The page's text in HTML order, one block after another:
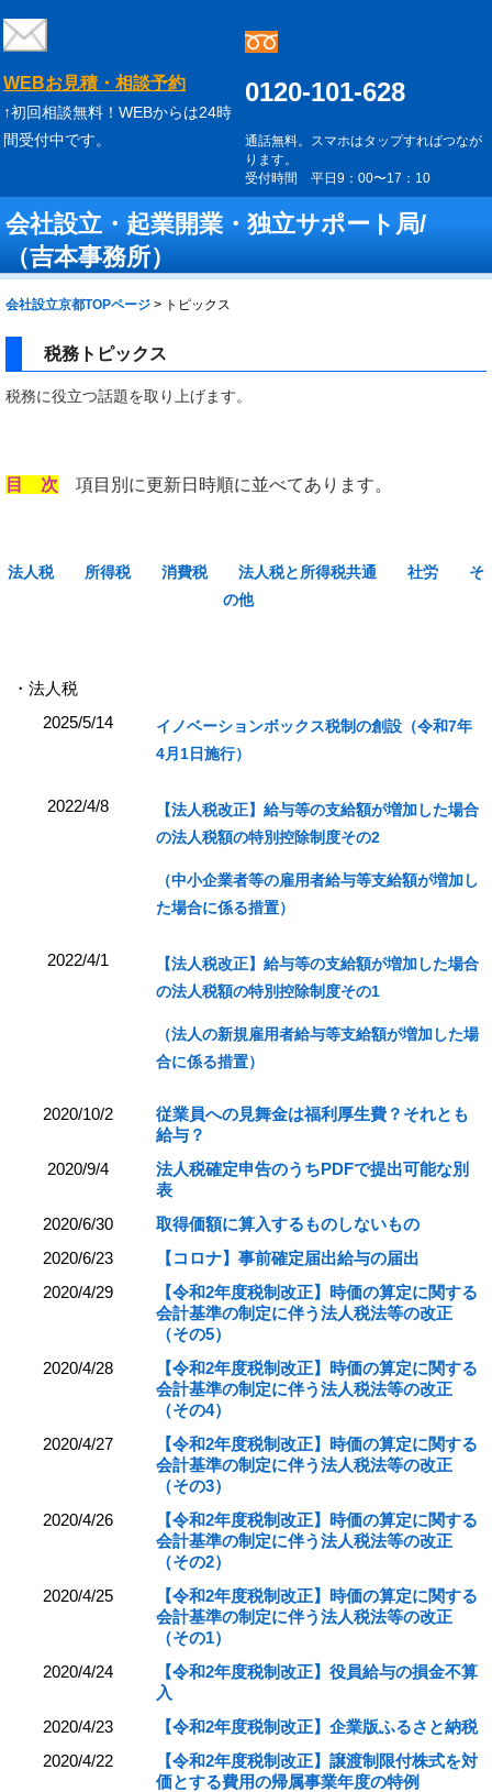
WEBお見積・相談予約
↑初回相談無料！WEBからは24時
間受付中です。
0120-101-628
通話無料。スマホはタップすればつなが
ります。
受付時間 平日9：00〜17：10
会社設立・起業開業・独立サポート局/
（吉本事務所）
会社設立京都TOPページ > トピックス
税務トピックス
税務に役立つ話題を取り上げます。
目 次 項目別に更新日時順に並べてあります。
法人税 所得税 消費税 法人税と所得税共通 社労
そ
の他
・法人税
2025/5/14
イノベーションボックス税制の創設（令和7年
4月1日施行）
2022/4/8
【法人税改正】給与等の支給額が増加した場合
の法人税額の特別控除制度その2
（中小企業者等の雇用者給与等支給額が増加し
た場合に係る措置）
2022/4/1
【法人税改正】給与等の支給額が増加した場合
の法人税額の特別控除制度その1
（法人の新規雇用者給与等支給額が増加した場
合に係る措置）
2020/10/2
従業員への見舞金は福利厚生費？それとも
給与？
2020/9/4
法人税確定申告のうちPDFで提出可能な別
表
2020/6/30
取得価額に算入するものしないもの
2020/6/23
【コロナ】事前確定届出給与の届出
2020/4/29
【令和2年度税制改正】時価の算定に関する
会計基準の制定に伴う法人税法等の改正
（その5）
2020/4/28
【令和2年度税制改正】時価の算定に関する
会計基準の制定に伴う法人税法等の改正
（その4）
2020/4/27
【令和2年度税制改正】時価の算定に関する
会計基準の制定に伴う法人税法等の改正
（その3）
2020/4/26
【令和2年度税制改正】時価の算定に関する
会計基準の制定に伴う法人税法等の改正
（その2）
2020/4/25
【令和2年度税制改正】時価の算定に関する
会計基準の制定に伴う法人税法等の改正
（その1）
2020/4/24
【令和2年度税制改正】役員給与の損金不算
入
2020/4/23
【令和2年度税制改正】企業版ふるさと納税
2020/4/22
【令和2年度税制改正】譲渡制限付株式を対
価とする費用の帰属事業年度の特例